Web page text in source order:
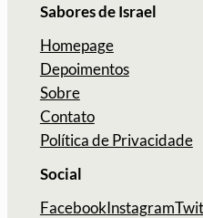
Sabores de Israel
Homepage
Depoimentos
Sobre
Contato
Política de Privacidade
Social
FacebookInstagram